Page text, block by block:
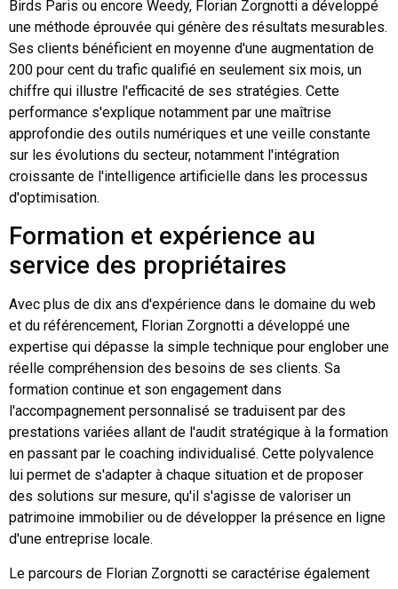
Birds Paris ou encore Weedy, Florian Zorgnotti a développé
une méthode éprouvée qui génère des résultats mesurables.
Ses clients bénéficient en moyenne d'une augmentation de
200 pour cent du trafic qualifié en seulement six mois, un
chiffre qui illustre l'efficacité de ses stratégies. Cette
performance s'explique notamment par une maîtrise
approfondie des outils numériques et une veille constante
sur les évolutions du secteur, notamment l'intégration
croissante de l'intelligence artificielle dans les processus
d'optimisation.
Formation et expérience au
service des propriétaires
Avec plus de dix ans d'expérience dans le domaine du web
et du référencement, Florian Zorgnotti a développé une
expertise qui dépasse la simple technique pour englober une
réelle compréhension des besoins de ses clients. Sa
formation continue et son engagement dans
l'accompagnement personnalisé se traduisent par des
prestations variées allant de l'audit stratégique à la formation
en passant par le coaching individualisé. Cette polyvalence
lui permet de s'adapter à chaque situation et de proposer
des solutions sur mesure, qu'il s'agisse de valoriser un
patrimoine immobilier ou de développer la présence en ligne
d'une entreprise locale.
Le parcours de Florian Zorgnotti se caractérise également